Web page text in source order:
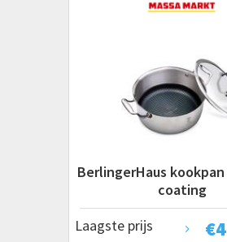
BerlingerHaus
coating
€
Laagste prijs